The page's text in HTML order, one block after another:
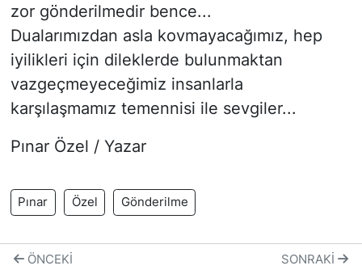
zor gönderilmedir bence...
Dualarımızdan asla kovmayacağımız, hep
iyilikleri için dileklerde bulunmaktan
vazgeçmeyeceğimiz insanlarla
karşılaşmamız temennisi ile sevgiler...
Pınar Özel / Yazar
Pınar Özel Gönderilme
ÖNCEKI SONRAKI